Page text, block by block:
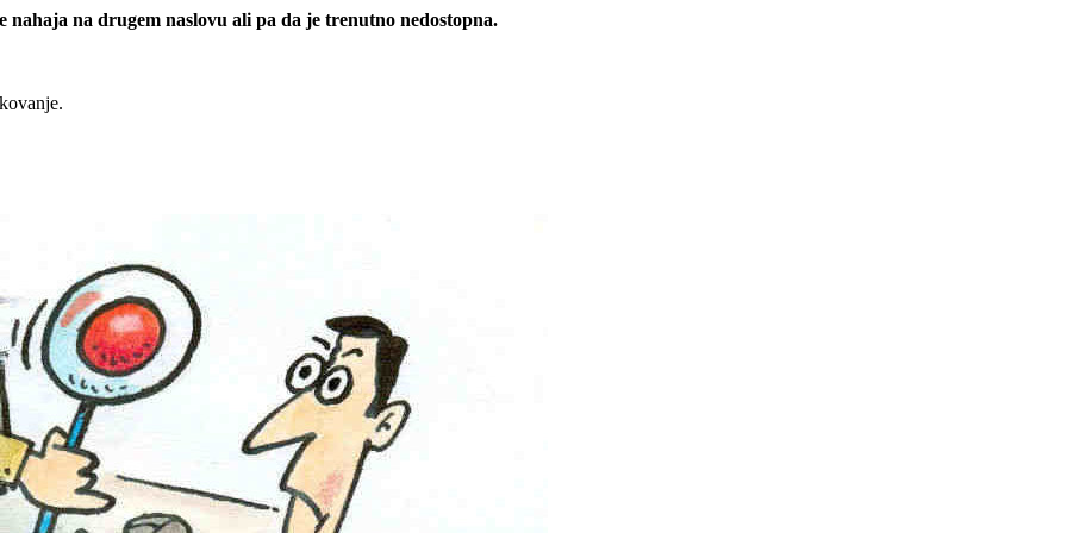
na drugem naslovu ali pa da je trenutno nedostopna.